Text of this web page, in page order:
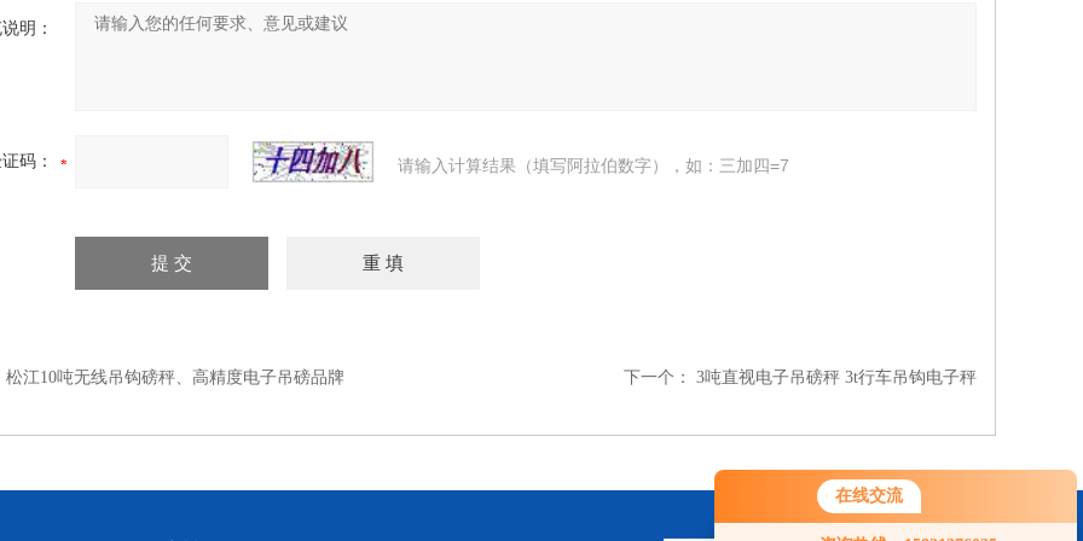
在线交流
明：
码： 请输入计算结果（填写阿拉伯数字），如：三加四=7
松江10吨无线吊钩磅秤、高精度电子吊磅品牌 下一个： 3吨直视电子吊磅秤 3t行车吊钩电子秤